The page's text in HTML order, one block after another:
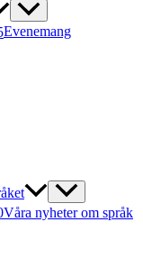
Evenemang
Våra nyheter om språk